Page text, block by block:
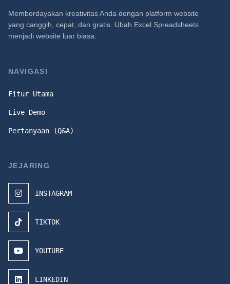
Memberdayakan kreativitas Anda dengan platform website
yang canggih, cepat, dan gratis. Ubah Excel Spreadsheets
menjadi website luar biasa.
NAVIGASI
Fitur Utama
Live Demo
Pertanyaan (Q&A)
JEJARING
INSTAGRAM
TIKTOK
YOUTUBE
LINKEDIN